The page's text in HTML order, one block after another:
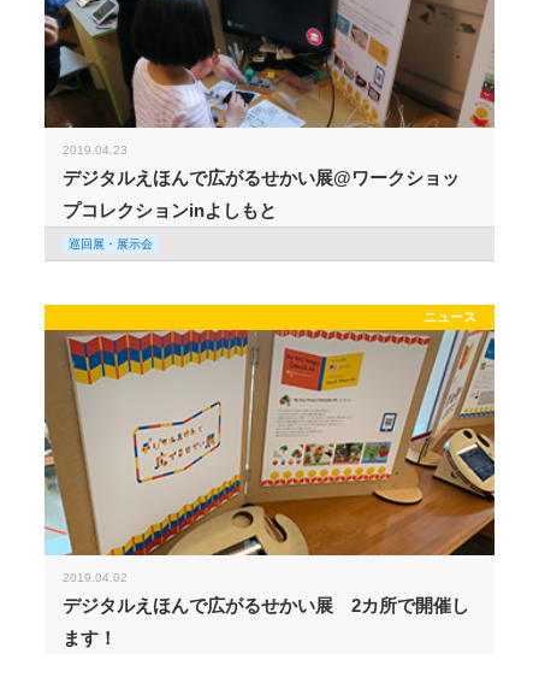
2019.04.23
デジタルえほんで広がるせかい展@ワークショッ
プコレクションinよしもと
巡回展・展示会
ニュース
2019.04.02
デジタルえほんで広がるせかい展 2カ所で開催し
ます！